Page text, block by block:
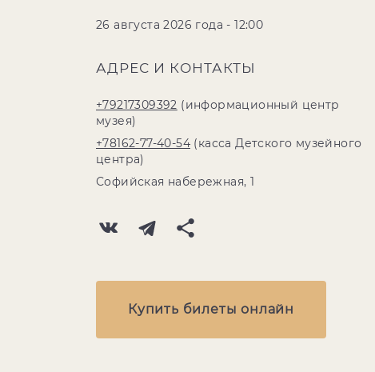
26 августа 2026 года - 12:00
АДРЕС И КОНТАКТЫ
+79217309392 (информационный центр
музея)
+78162-77-40-54 (касса Детского музейного
центра)
Софийская набережная, 1
Купить билеты онлайн